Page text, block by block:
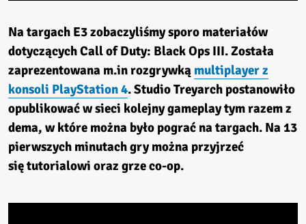
Na targach E3 zobaczyliśmy sporo materiałów
dotyczących Call of Duty: Black Ops III. Została
zaprezentowana m.in rozgrywką multiplayer z
konsoli PlayStation 4. Studio Treyarch postanowiło
opublikować w sieci kolejny gameplay tym razem z
dema, w które można było pograć na targach. Na 13
pierwszych minutach gry można przyjrzeć
się tutorialowi oraz grze co-op.